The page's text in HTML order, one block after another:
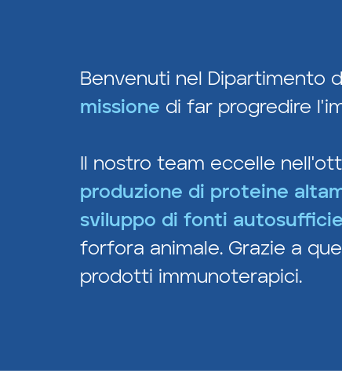
Benvenuti nel Dipartimento
missione di far progredire
Il nostro team eccelle
produzione di proteine
sviluppo di fonti
forfora animale. Grazie a
prodotti immunoterapici.